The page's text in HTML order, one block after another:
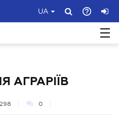
UA
АГРАРІЇВ
298 0